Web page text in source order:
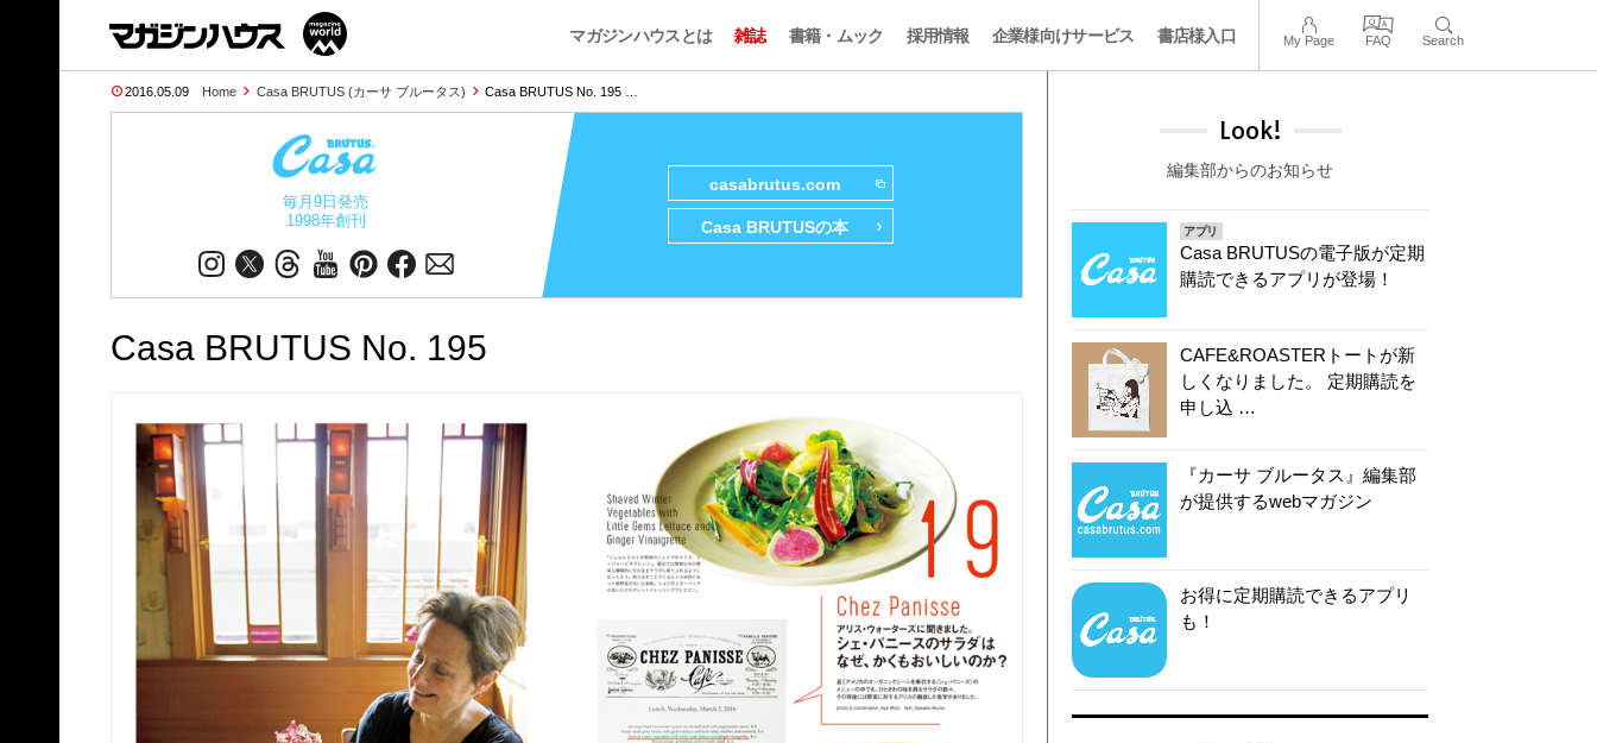
マガジンハウスとは 雑誌 書籍・ムック 採用情報 企業様向けサービス 書店様入口 My Page FAQ Search
2016.05.09 Home Casa BRUTUS (カーサ ブルータス) Casa BRUTUS No. 195 …
毎月9日発売
1998年創刊
casabrutus.com
Casa BRUTUSの本
Casa BRUTUS No. 195
Look!
編集部からのお知らせ
アプリ
Casa BRUTUSの電子版が定期
購読できるアプリが登場！
CAFE&ROASTERトートが新
しくなりました。 定期購読を
申し込 …
『カーサ ブルータス』編集部
が提供するwebマガジン
お得に定期購読できるアプリ
も！